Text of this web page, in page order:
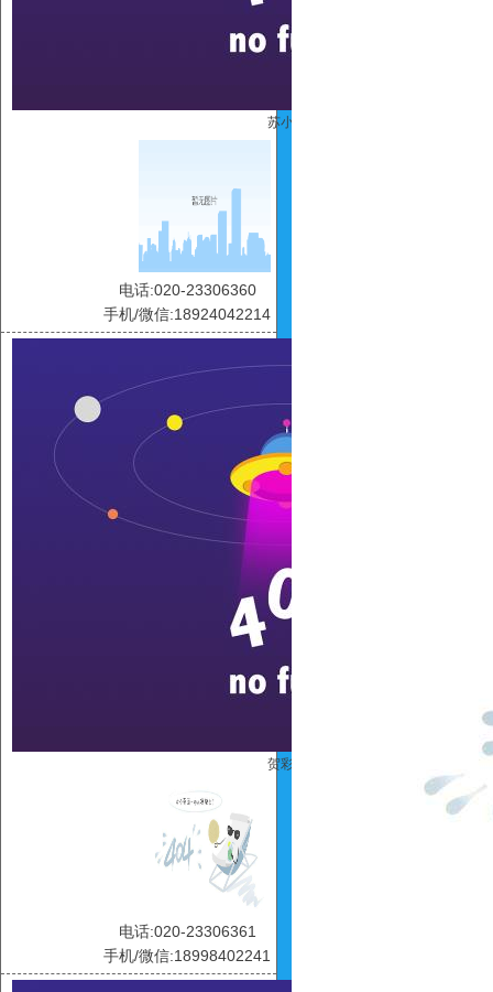
苏小碧
电话:020-23306360
手机/微信:18924042214
贺彩虹
电话:020-23306361
手机/微信:18998402241